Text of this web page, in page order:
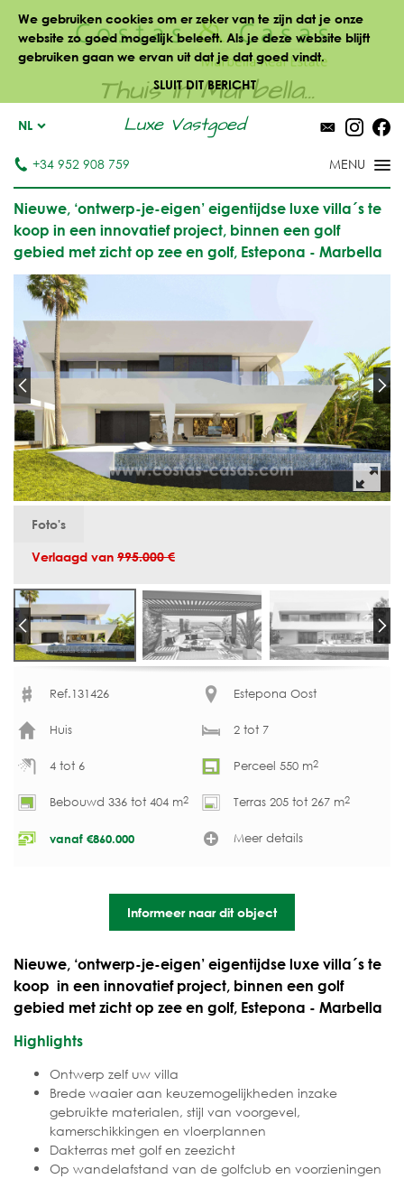
We gebruiken cookies om er zeker van te zijn dat je onze
website zo goed mogelijk beleeft. Als je deze website blijft
gebruiken gaan we ervan uit dat je dat goed vindt.
SLUIT DIT BERICHT
Thuis in Marbella...
Luxe Vastgoed
NL
+34 952 908 759
Nieuwe, ‘ontwerp-je-eigen’ eigentijdse luxe villa´s te
koop in een innovatief project, binnen een golf
gebied met zicht op zee en golf, Estepona - Marbella
Foto's
Verlaagd van 995.000 €
Ref.131426 Estepona Oost
Huis 2 tot 7
4 tot 6 Perceel 550 m2
Bebouwd 336 tot 404 m2 Terras 205 tot 267 m2
vanaf €860.000 Meer details
Informeer naar dit object
Nieuwe, ‘ontwerp-je-eigen’ eigentijdse luxe villa´s te
koop in een innovatief project, binnen een golf
gebied met zicht op zee en golf, Estepona - Marbella
Highlights
Ontwerp zelf uw villa
Brede waaier aan keuzemogelijkheden inzake
gebruikte materialen, stijl van voorgevel,
kamerschikkingen en vloerplannen
Dakterras met golf en zeezicht
Op wandelafstand van de golfclub en voorzieningen